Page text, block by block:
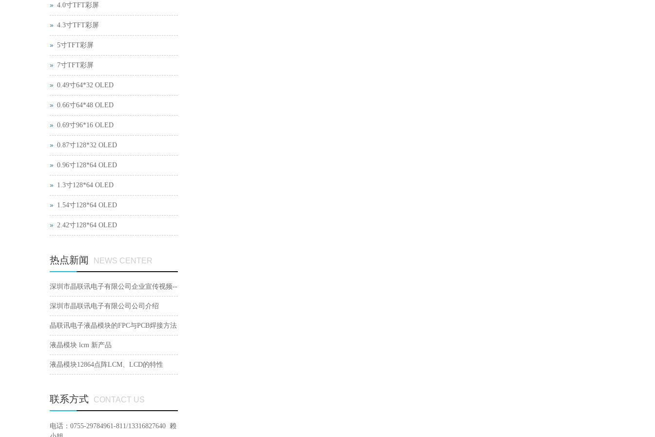
4.0寸TFT彩屏
4.3寸TFT彩屏
5寸TFT彩屏
7寸TFT彩屏
0.49寸64*32 OLED
0.66寸64*48 OLED
0.69寸96*16 OLED
0.87寸128*32 OLED
0.96寸128*64 OLED
1.3寸128*64 OLED
1.54寸128*64 OLED
2.42寸128*64 OLED
热点新闻 NEWS CENTER
深圳市晶联讯电子有限公司企业宣传视频--
晶联讯电子
深圳市晶联讯电子有限公司公司介绍
晶联讯电子液晶模块的FPC与PCB焊接方法
视频播放
液晶模块 lcm 新产品
液晶模块12864点阵LCM、LCD的特性
联系方式 CONTACT US
电话：0755-29784961-811/13316827640 赖